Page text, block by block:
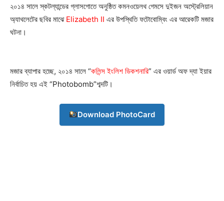
২০১৪ সালে স্কটল্যান্ডের গ্লাসগোতে অনুষ্ঠিত কমনওয়েলথ গেমসে দুইজন অস্ট্রেলিয়ান
অ্যাথলেটের ছবির মাঝে Elizabeth II এর উপস্থিতি ফটোবোম্বিং এর আরেকটি মজার
ঘটনা।
মজার ব্যাপার হচ্ছে, ২০১৪ সালে “কলিন্স ইংলিশ ডিকশনারি” এর ওয়ার্ড অফ দ্যা ইয়ার
নির্বাচিত হয় এই “Photobomb”শব্দটি।
Download PhotoCard